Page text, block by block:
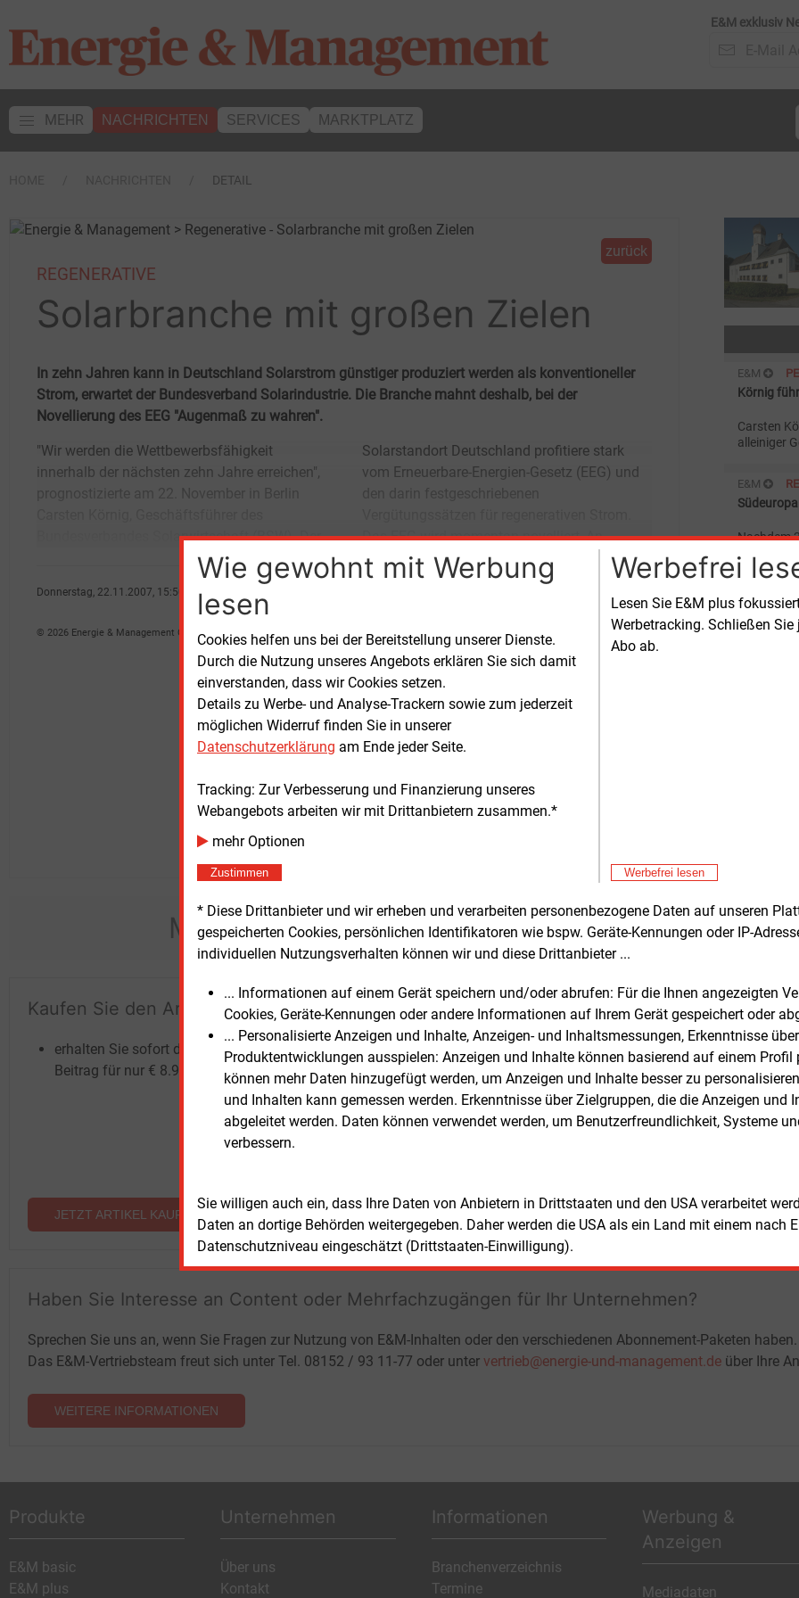
E&M exklusiv
MEHR NACHRICHTEN SERVICES MARKTPLATZ
DETAIL
Wie gewohnt mit Werbung
lesen
Cookies helfen uns bei der Bereitstellung unserer Dienste.
Durch die Nutzung unseres Angebots erklären Sie sich damit
einverstanden, dass wir Cookies setzen.
Details zu Werbe- und Analyse-Trackern sowie zum jederzeit
möglichen Widerruf finden Sie in unserer
Datenschutzerklärung am Ende jeder Seite.
Tracking: Zur Verbesserung und Finanzierung unseres
Webangebots arbeiten wir mit Drittanbietern zusammen.*
mehr Optionen
Zustimmen
Werbefrei
Lesen Sie E&M plus
Werbetracking. Schließen
Abo ab.
Werbefrei lesen
* Diese Drittanbieter und wir erheben und verarbeiten personenbezogene Daten auf unseren
gespeicherten Cookies, persönlichen Identifikatoren wie bspw. Geräte-Kennungen oder IP-
individuellen Nutzungsverhalten können wir und diese Drittanbieter ...
... Informationen auf einem Gerät speichern und/oder abrufen: Für die Ihnen angezeigten
Cookies, Geräte-Kennungen oder andere Informationen auf Ihrem Gerät gespeichert oder
... Personalisierte Anzeigen und Inhalte, Anzeigen- und Inhaltsmessungen, Erkenntnisse
Produktentwicklungen ausspielen: Anzeigen und Inhalte können basierend auf einem Profil
können mehr Daten hinzugefügt werden, um Anzeigen und Inhalte besser zu
und Inhalten kann gemessen werden. Erkenntnisse über Zielgruppen, die die Anzeigen und
abgeleitet werden. Daten können verwendet werden, um Benutzerfreundlichkeit, Systeme
verbessern.
Sie willigen auch ein, dass Ihre Daten von Anbietern in Drittstaaten und den USA verarbeitet
Daten an dortige Behörden weitergegeben. Daher werden die USA als ein Land mit einem nach
Datenschutzniveau eingeschätzt (Drittstaaten-Einwilligung).
zurück
REGENERATIVE
Solarbranche mit großen Zielen
In zehn Jahren kann in Deutschland Solarstrom günstiger produziert werden als konventioneller
Strom, erwartet der Bundesverband Solarindustrie. Die Branche mahnt deshalb, bei der
Novellierung des EEG "Augenmaß zu wahren".
"Wir werden die Wettbewerbsfähigkeit
innerhalb der nächsten zehn Jahre erreichen",
prognostizierte am 22. November in Berlin
Bundesverbandes Solarwirtschaft (BSW). Der
Solarstandort Deutschland profitiere stark
vom Erneuerbare-Energien-Gesetz (EEG) und
den darin festgeschriebenen
Das EEG wird momentan novelliert, An
Donnerstag, 22.11.2007, 15:50 Uhr
© 2026 Energie & Management GmbH
E&M
Körnig
Carsten
alleiniger
E&M
Nachdem
wurden,
50
E&M
Möchten Sie diese und weitere Nachrichten
Kaufen Sie den Artikel
erhalten Sie sofort diesen redaktionellen
Beitrag für nur € 8.93
JETZT ARTIKEL KAUFEN
Testen SieE&M
kostenlos
und unverbindlich
Zwei Wochen kostenfreier Zugang
Zugang auf stündlich aktualisierte
Nachrichten mit Prognose- und
ohne automatische Verlängerung
Login
Haben Sie Interesse an Content oder Mehrfachzugängen für Ihr Unternehmen?
Sprechen Sie uns an, wenn Sie Fragen zur Nutzung von E&M-Inhalten oder den verschiedenen Abonnement-Paketen haben.
Das E&M-Vertriebsteam freut sich unter Tel. 08152 / 93 11-77 oder unter vertrieb@energie-und-management.de über Ihre
WEITERE INFORMATIONEN
Produkte
E&M basic
E&M plus
Unternehmen
Über uns
Kontakt
Informationen
Branchenverzeichnis
Termine
Werbung &
Anzeigen
Mediadaten